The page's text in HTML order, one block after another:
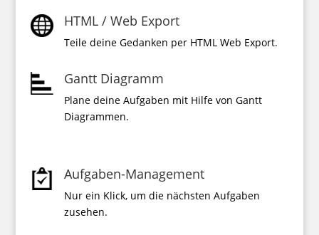
HTML / Web Export
Teile deine Gedanken per HTML Web Export.
Gantt Diagramm
Plane deine Aufgaben mit Hilfe von Gantt
Diagrammen.
Aufgaben-Management
Nur ein Klick, um die nächsten Aufgaben
zusehen.